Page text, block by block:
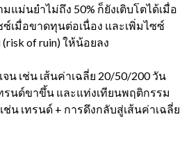
แม่นยำไม่ถึง 50% ก็ยังเติบโตได้เมื่อ
เมื่อขาดทุนต่อเนื่อง และเพิ่มไซซ์
of ruin) ให้น้อยลง
น เช่น เส้นค่าเฉลี่ย 20/50/200 วัน
รนด์ขาขึ้น และแท่งเทียนพฤติกรรม
เทรนด์ + การดึงกลับสู่เส้นค่าเฉลี่ย